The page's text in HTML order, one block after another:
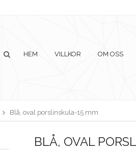
HEM VILLKOR OM OSS
Blå, oval porslinskula-15 mm
BLÅ, OVAL